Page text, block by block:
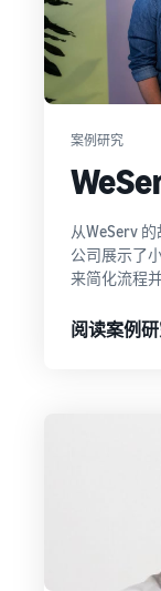
案例研究
从WeServ
公司展示了
来简化流程
阅读案例